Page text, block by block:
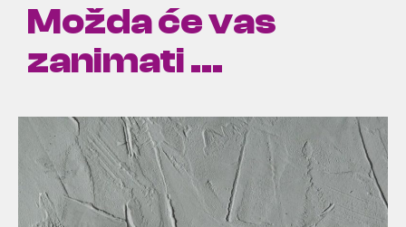
Možda će vas
zanimati ...